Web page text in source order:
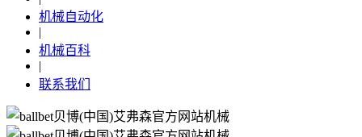
机械自动化
|
机械百科
|
联系我们